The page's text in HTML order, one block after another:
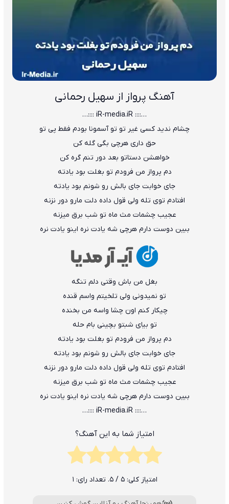
آهنگ پرواز از سهیل رحمانی
…:::: iR-media.iR ::::…
ﭼﺸﺎم ﻧﺪﻳﺪ ﻛﺴﻰ ﻏﻴﺮ ﺗﻮ ﺗﻮ آﺳﻤﻮﻧﺎ ﺑﻮدم ﻓﻘﻄ ﭘﻰ ﺗﻮ
ﺣﻖ داری ﻫﺮﭼﻰ ﺑﮕﻰ ﮔﻠﻪ ﻛﻦ
ﺧﻮاﻫﺸﻦ دﺳﺘﺎﺗﻮ ﺑﻌﺪ دور ﺗﻨﻢ ﮔﺮه ﻛﻦ
دم ﭘﺮواز ﻣﻦ ﻓﺮودم ﺗﻮ ﺑﻐﻠﺖ ﺑﻮد ﻳﺎدﺗﻪ
ﺟﺎی ﺧﻮاﺑﺖ ﺟﺎی ﺑﺎﻟﺶ رو ﺷﻮﻧﻢ ﺑﻮد ﻳﺎدﺗﻪ
اﻓﺘﺎدم ﺗﻮی ﺗﻠﻪ وﻟﻰ ﻗﻮل داده دﻟﺖ ﻣﺎرو دور ﻧﺰﻧﻪ
ﻋﺠﻴﺐ ﭼﺸﻤﺎت ﻣﺚ ﻣﺎه ﺗﻮ ﺷﺐ ﺑﺮق ﻣﻴﺰﻧﻪ
ﺑﺒﻴﻦ دوﺳﺖ دارم ﻫﺮﭼﻰ ﺷﻪ ﻳﺎدت ﻧﺮه اﻳﻨﻮ ﻳﺎدت ﻧﺮه
ﺑﻐﻞ ﻣﻦ ﺑﺎش وﻗﺘﻰ دﻟﻢ ﺗﻨﮕﻪ
ﺗﻮ ﻧﻤﻴﺪوﻧﻰ وﻟﻰ ﺗﻠﺨﻴﺘﻢ واﺳﻢ ﻗﻨﺪه
ﭼﻴﻜﺎر ﻛﻨﻢ اون ﭼﺸﺎ واﺳﻪ ﻣﻦ ﺑﺨﻨﺪه
ﺗﻮ ﺑﻴﺎی ﺷﺒﺘﻮ ﺑﭽﻴﻨﻰ ﺑﺎم ﺣﻠﻪ
دم ﭘﺮواز ﻣﻦ ﻓﺮودم ﺗﻮ ﺑﻐﻠﺖ ﺑﻮد ﻳﺎدﺗﻪ
ﺟﺎی ﺧﻮاﺑﺖ ﺟﺎی ﺑﺎﻟﺶ رو ﺷﻮﻧﻢ ﺑﻮد ﻳﺎدﺗﻪ
اﻓﺘﺎدم ﺗﻮی ﺗﻠﻪ وﻟﻰ ﻗﻮل داده دﻟﺖ ﻣﺎرو دور ﻧﺰﻧﻪ
ﻋﺠﻴﺐ ﭼﺸﻤﺎت ﻣﺚ ﻣﺎه ﺗﻮ ﺷﺐ ﺑﺮق ﻣﻴﺰﻧﻪ
ﺑﺒﻴﻦ دوﺳﺖ دارم ﻫﺮﭼﻰ ﺷﻪ ﻳﺎدت ﻧﺮه اﻳﻨﻮ ﻳﺎدت ﻧﺮه
…:::: iR-media.iR ::::…
امتیاز شما به این آهنگ؟
امتیاز کلی:5 / 5. تعداد رای: 1